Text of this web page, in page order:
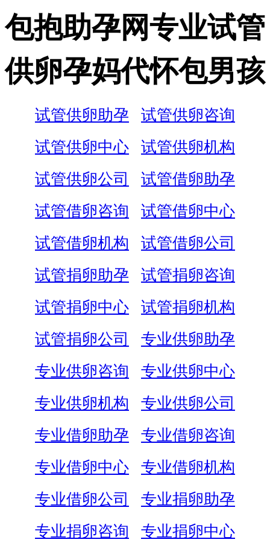
包抱助孕网专业试管
供卵孕妈代怀包男孩
试管供卵助孕
试管供卵咨询
试管供卵中心
试管供卵机构
试管供卵公司
试管借卵助孕
试管借卵咨询
试管借卵中心
试管借卵机构
试管借卵公司
试管捐卵助孕
试管捐卵咨询
试管捐卵中心
试管捐卵机构
试管捐卵公司
专业供卵助孕
专业供卵咨询
专业供卵中心
专业供卵机构
专业供卵公司
专业借卵助孕
专业借卵咨询
专业借卵中心
专业借卵机构
专业借卵公司
专业捐卵助孕
专业捐卵咨询
专业捐卵中心